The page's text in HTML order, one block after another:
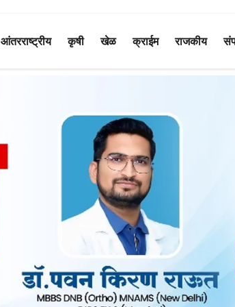
आंतरराष्ट्रीय कृषी खेळ क्राईम राजकीय